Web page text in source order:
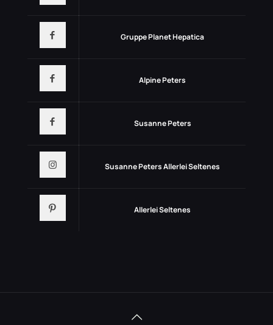
Gruppe Planet Hepatica
Alpine Peters
Susanne Peters
Susanne Peters Allerlei Seltenes
Allerlei Seltenes